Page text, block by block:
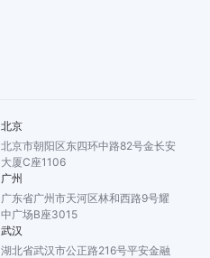
北京
北京市朝阳区东四环中路82号金长安
大厦C座1106
广州
广东省广州市天河区林和西路9号耀
中广场B座3015
武汉
湖北省武汉市公正路216号平安金融